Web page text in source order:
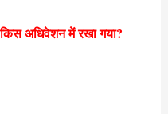
अधिवेशन में रखा गया?